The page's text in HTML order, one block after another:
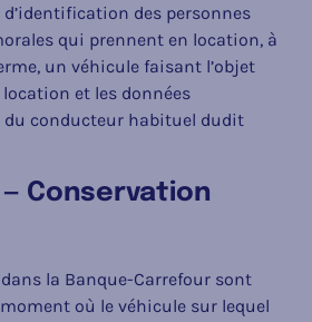
d’identification des personnes
qui prennent en location, à
un véhicule faisant l’objet
location et les données
du conducteur habituel dudit
— Conservation
la Banque-Carrefour sont
où le véhicule sur lequel